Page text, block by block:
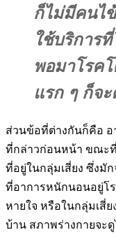
ก็ไม่มีคนไ
ใช้บริการ
พอมาโรค
แรก ๆ ก็จ
ส่วนข้อที่ต่างกันก็คือ อ
ที่กล่าวก่อนหน้า ขณะที่
ที่อยู่ในกลุ่มเสี่ยง ซึ่งมั
ที่อาการหนักนอนอยู่โร
หายใจ หรือในกลุ่มเสี่
บ้าน สภาพร่างกายจะ